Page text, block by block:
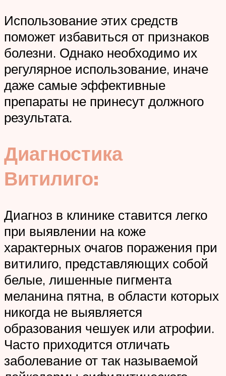
Использование этих средств
поможет избавиться от признаков
болезни. Однако необходимо их
регулярное использование, иначе
даже самые эффективные
препараты не принесут должного
результата.
Диагностика
Витилиго:
Диагноз в клинике ставится легко
при выявлении на коже
характерных очагов поражения при
витилиго, представляющих собой
белые, лишенные пигмента
меланина пятна, в области которых
никогда не выявляется
образования чешуек или атрофии.
Часто приходится отличать
заболевание от так называемой